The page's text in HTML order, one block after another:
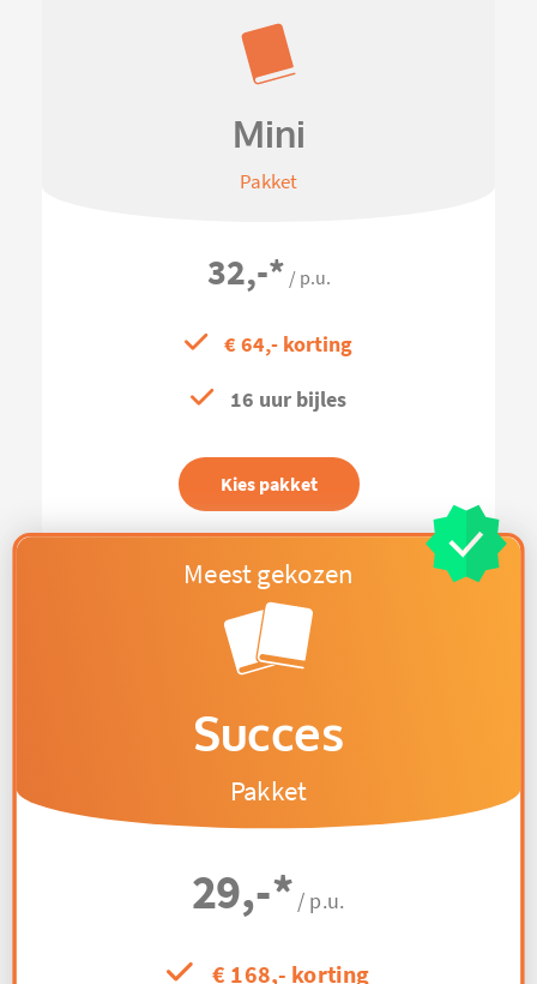
Mini
Pakket
32,-* / p.u.
€ 64,- korting
16 uur bijles
Kies pakket
Succes
Pakket
29,-* / p.u.
€ 168,- korting